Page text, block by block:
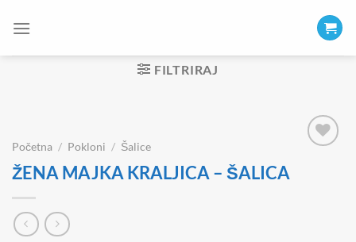
FILTRIRAJ
Početna / Pokloni / Šalice
ŽENA MAJKA KRALJICA – ŠALICA